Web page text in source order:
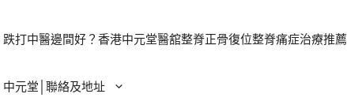
跌打中醫邊間好？香港中元堂醫舘整脊正骨復位整脊痛症治療推薦
中元堂│聯絡及地址